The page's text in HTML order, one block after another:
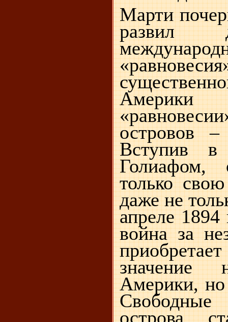
Марти
развил
островов
Вступив в
только
даже не
апреле 1894
война за
значение
Америки, но
острова